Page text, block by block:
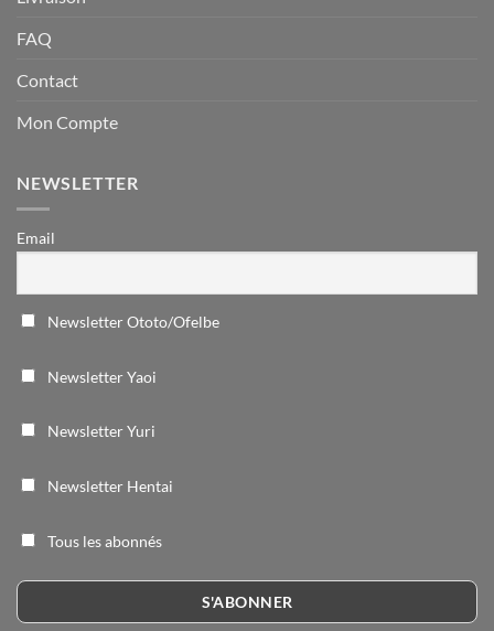
FAQ
Contact
Mon Compte
NEWSLETTER
Email
Newsletter Ototo/Ofelbe
Newsletter Yaoi
Newsletter Yuri
Newsletter Hentai
Tous les abonnés